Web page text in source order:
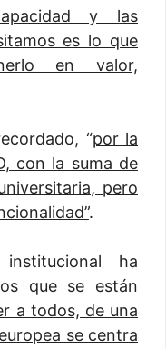
y las
es lo que
en valor,
“por la
con la suma de
pero
.
ha
que se están
a todos, de una
se centra